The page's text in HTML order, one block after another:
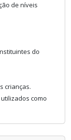
de níveis
do
crianças.
como